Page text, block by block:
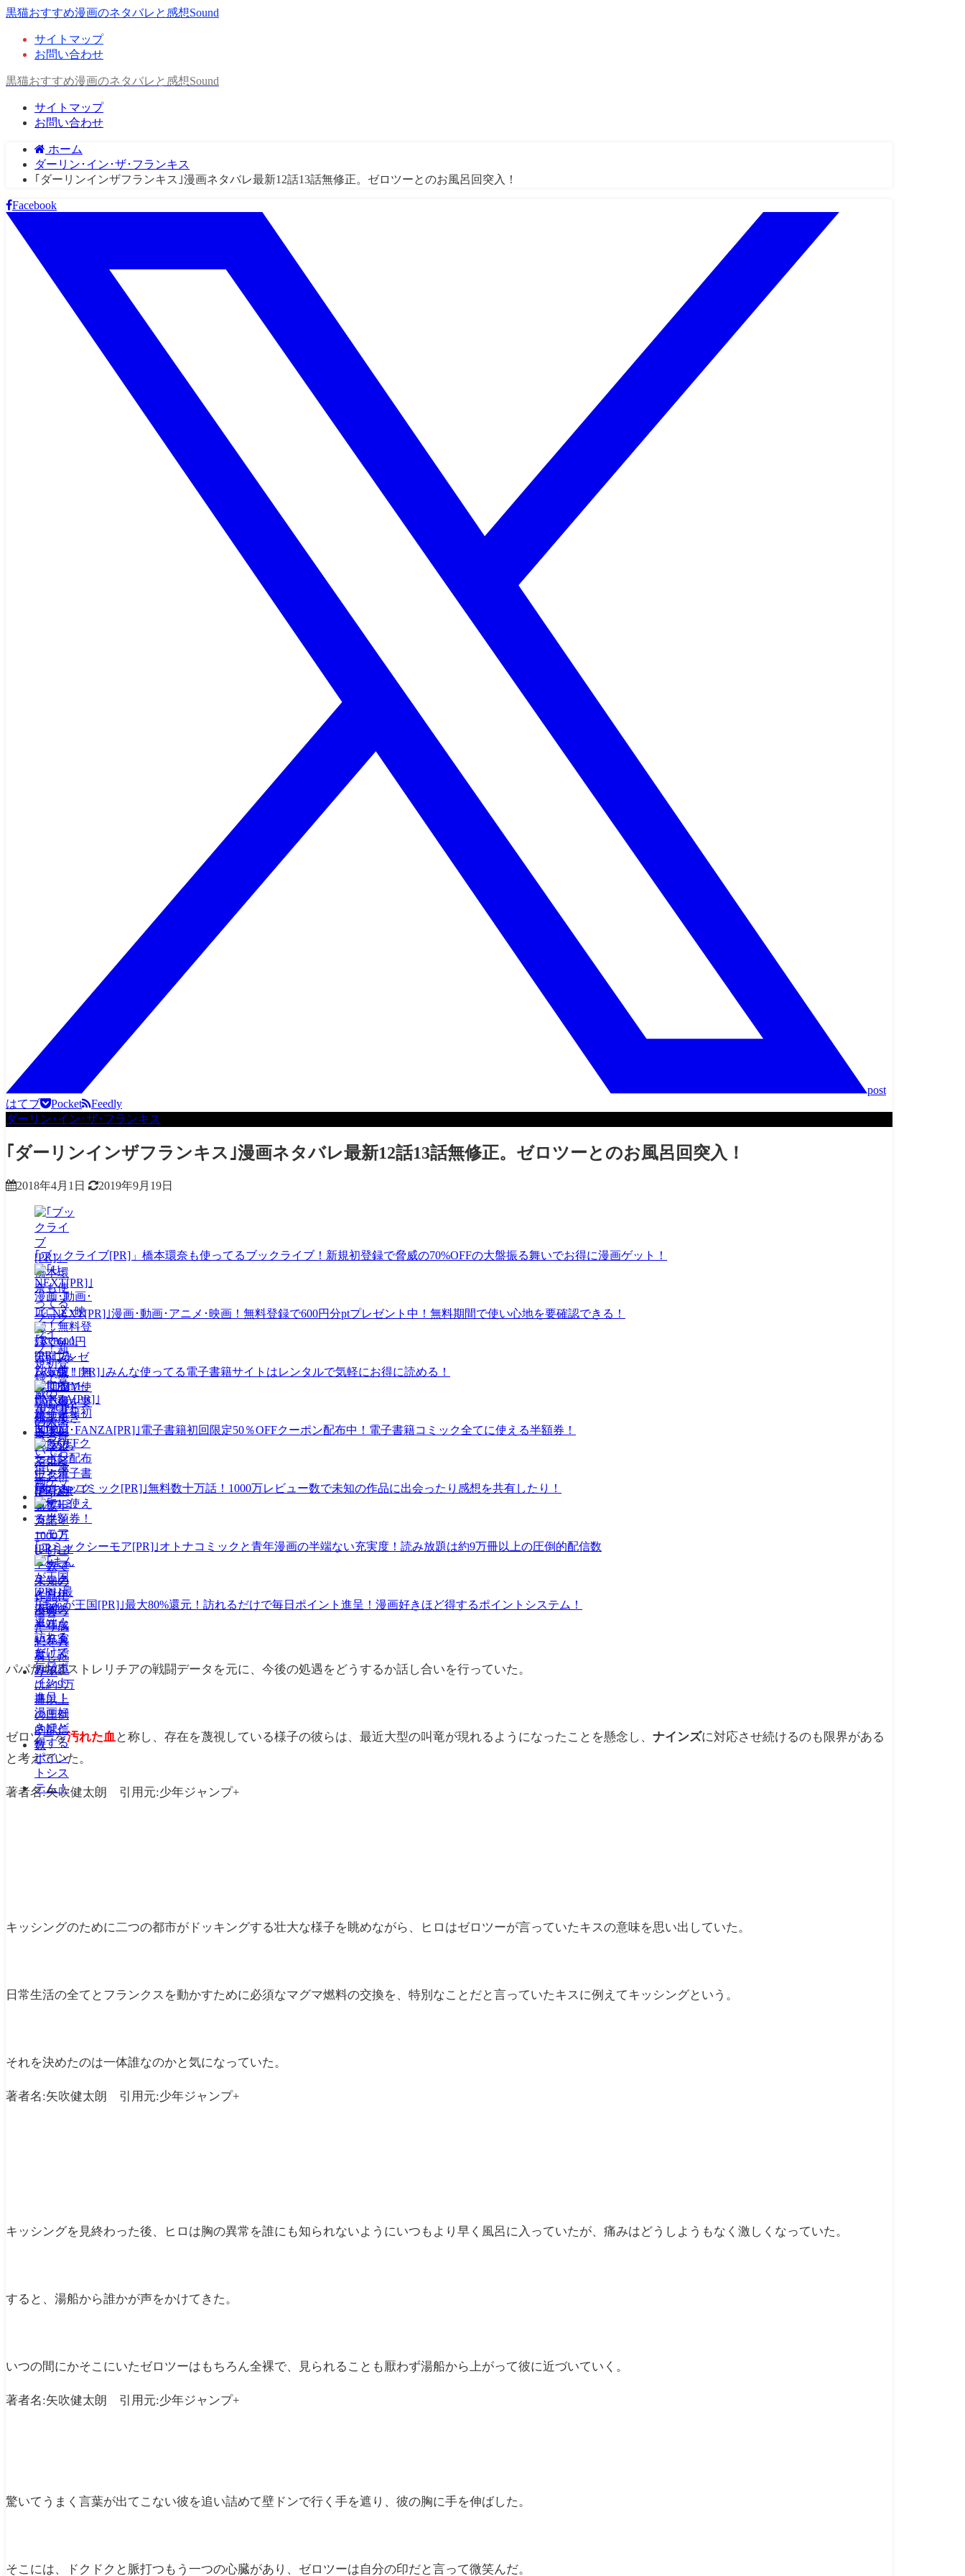
黒猫おすすめ漫画のネタバレと感想Sound
サイトマップ
お問い合わせ
黒猫おすすめ漫画のネタバレと感想Sound
サイトマップ
お問い合わせ
ホーム
ダーリン･イン･ザ･フランキス
｢ダーリンインザフランキス｣漫画ネタバレ最新12話13話無修正。ゼロツーとのお風呂回突入！
Facebook
post
はてブ
Pocket
Feedly
ダーリン･イン･ザ･フランキス
｢ダーリンインザフランキス｣漫画ネタバレ最新12話13話無修正。ゼロツーとのお風呂回突入！
2018年4月1日 2019年9月19日
｢ブックライブ[PR]」橋本環奈も使ってるブックライブ！新規初登録で脅威の70%OFFの大盤振る舞いでお得に漫画ゲット！
｢U-NEXT[PR]｣漫画･動画･アニメ･映画！無料登録で600円分ptプレゼント中！無料期間で使い心地を要確認できる！
｢Renta！[PR]｣みんな使ってる電子書籍サイトはレンタルで気軽にお得に読める！
｢DMM･FANZA[PR]｣電子書籍初回限定50％OFFクーポン配布中！電子書籍コミック全てに使える半額券！
｢めちゃコミック[PR]｣無料数十万話！1000万レビュー数で未知の作品に出会ったり感想を共有したり！
｢コミックシーモア[PR]｣オトナコミックと青年漫画の半端ない充実度！読み放題は約9万冊以上の圧倒的配信数
｢まんが王国[PR]｣最大80%還元！訪れるだけで毎日ポイント進呈！漫画好きほど得するポイントシステム！
パパたちはストレリチアの戦闘データを元に、今後の処遇をどうするか話し合いを行っていた。
ゼロツーを汚れた血と称し、存在を蔑視している様子の彼らは、最近大型の叫竜が現れるようになったことを懸念し、 ナインズに対応させ続けるのも限界がある
と考えていた。
著者名:矢吹健太朗 引用元:少年ジャンプ+
キッシングのために二つの都市がドッキングする壮大な様子を眺めながら、ヒロはゼロツーが言っていたキスの意味を思い出していた。
日常生活の全てとフランクスを動かすために必須なマグマ燃料の交換を、特別なことだと言っていたキスに例えてキッシングという。
それを決めたのは一体誰なのかと気になっていた。
著者名:矢吹健太朗 引用元:少年ジャンプ+
キッシングを見終わった後、ヒロは胸の異常を誰にも知られないようにいつもより早く風呂に入っていたが、痛みはどうしようもなく激しくなっていた。
すると、湯船から誰かが声をかけてきた。
いつの間にかそこにいたゼロツーはもちろん全裸で、見られることも厭わず湯船から上がって彼に近づいていく。
著者名:矢吹健太朗 引用元:少年ジャンプ+
驚いてうまく言葉が出てこない彼を追い詰めて壁ドンで行く手を遮り、彼の胸に手を伸ばした。
そこには、ドクドクと脈打つもう一つの心臓があり、ゼロツーは自分の印だと言って微笑んだ。